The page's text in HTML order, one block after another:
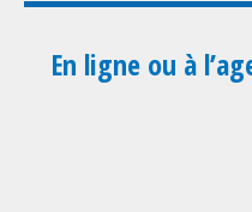
En ligne ou à